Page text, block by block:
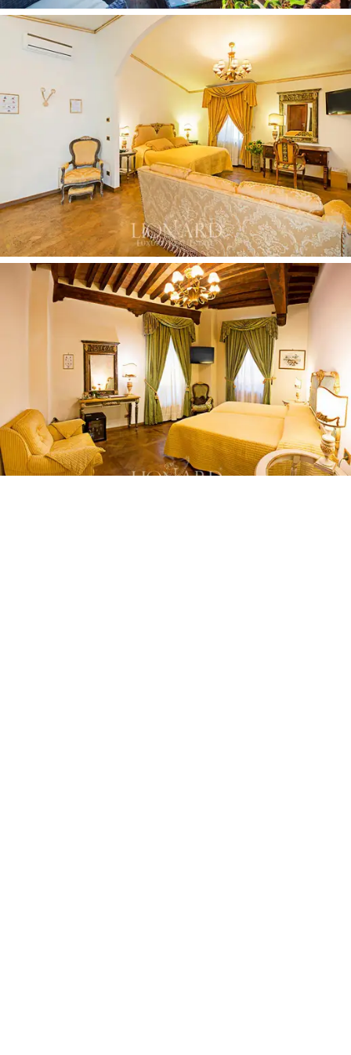
säilyttää perinteinen sielunsa, joka on rikastettu
hienostuneella eleganssilla ja kutsuvalla ilmapiirillä.
Tämä myytävä hotellion jakautunut useisiin tasoihin
ja tarjoaa 680 neliömetriä sisätilaa.
Pohjakerroksessa on kutsuva eteinen sekä oleskelutila
ja kahvila, joita hallitsevatkorkeat katot alkuperäisillä
paljainepalkeilla
. 18 makuuhuonetta - mukaan lukien
kahden hengen huoneet, kolmen hengen huoneet,
neljän hengen huoneet ja sviitit, joista on
panoraamanäkymät- on varustettu kaikilla
mukavuuksilla. Esteettinen maku muistuttaajaloa
Lucchese-tyyliä, ja sitä koristaa vanhentunut
parkettilattia, kun taas kylpyhuoneissa, käytävillä ja
muissa huoneissa on arvokasta paikallista marmoria ja
Hotelli sulautuu harmonisesti Luccan
kaupunkiympäristöön avautuenparvekkeilla ja
terasseillaulos, jotka mahdollistavat kaupungin
kattojen ihailun toiselta puolen, Toscanan kukkuloiden ja
upean ympäröivän maiseman niin pitkälle kuin silmä
kantaa.